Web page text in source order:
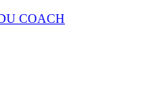
COACH